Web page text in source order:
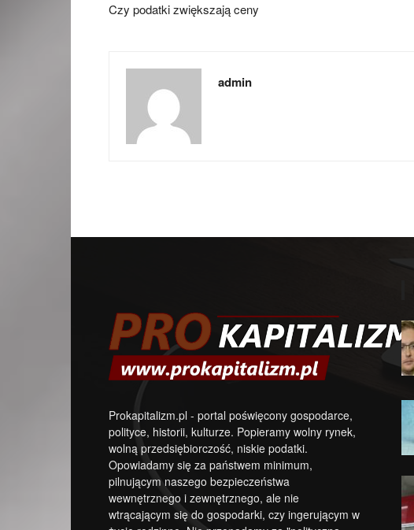
Czy podatki zwiększają ceny
admin
Prokapitalizm.pl - portal poświęcony gospodarce,
polityce, historii, kulturze. Popieramy wolny rynek,
wolną przedsiębiorczość, niskie podatki.
Opowiadamy się za państwem minimum,
pilnującym naszego bezpieczeństwa
wewnętrznego i zewnętrznego, ale nie
wtrącającym się do gospodarki, czy ingerującym w